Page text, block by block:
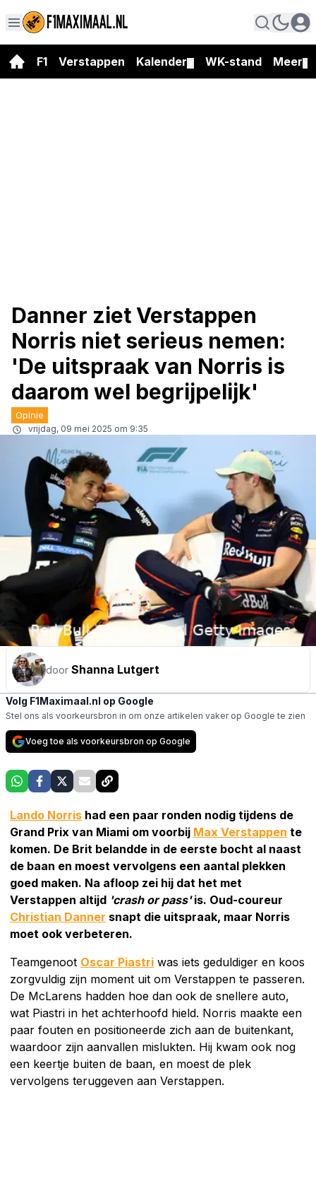
F1 Verstappen Kalender WK-stand Meer
Danner ziet Verstappen
Norris niet serieus nemen:
'De uitspraak van Norris is
daarom wel begrijpelijk'
Opinie
vrijdag, 09 mei 2025 om 9:35
door Shanna Lutgert
Volg F1Maximaal.nl op Google
Stel ons als voorkeursbron in om onze artikelen vaker op Google te zien
Voeg toe als voorkeursbron op Google
Lando Norris had een paar ronden nodig tijdens de
Grand Prix van Miami om voorbij Max Verstappen te
komen. De Brit belandde in de eerste bocht al naast
de baan en moest vervolgens een aantal plekken
goed maken. Na afloop zei hij dat het met
Verstappen altijd 'crash or pass'is. Oud-coureur
Christian Danner snapt die uitspraak, maar Norris
moet ook verbeteren.
Teamgenoot Oscar Piastri was iets geduldiger en koos
zorgvuldig zijn moment uit om Verstappen te passeren.
De McLarens hadden hoe dan ook de snellere auto,
wat Piastri in het achterhoofd hield. Norris maakte een
paar fouten en positioneerde zich aan de buitenkant,
waardoor zijn aanvallen mislukten. Hij kwam ook nog
een keertje buiten de baan, en moest de plek
vervolgens teruggeven aan Verstappen.